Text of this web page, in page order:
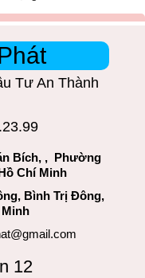
Tư An Thành
Bích, , Phường
Chí Minh
Bình Trị Đông,
12